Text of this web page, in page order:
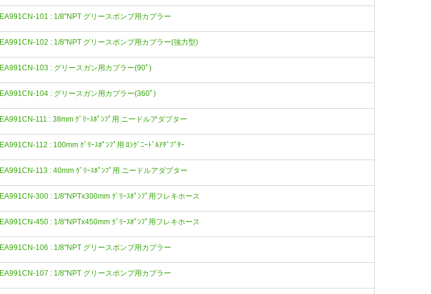
EA991CN-101 : 1/8"NPT グリースポンプ用カプラー
EA991CN-102 : 1/8"NPT グリースポンプ用カプラー(強力型)
EA991CN-103 : グリースガン用カプラー(90ﾟ)
EA991CN-104 : グリースガン用カプラー(360ﾟ)
EA991CN-111 : 38mm ｸﾞﾘｰｽﾎﾟﾝﾌﾟ用 ニードルアダプター
EA991CN-112 : 100mm ｸﾞﾘｰｽﾎﾟﾝﾌﾟ用 ﾛﾝｸﾞﾆｰﾄﾞﾙｱﾀﾞﾌﾟﾀｰ
EA991CN-113 : 40mm ｸﾞﾘｰｽﾎﾟﾝﾌﾟ用 ニードルアダプター
EA991CN-300 : 1/8"NPTx300mm ｸﾞﾘｰｽﾎﾟﾝﾌﾟ用フレキホース
EA991CN-450 : 1/8"NPTx450mm ｸﾞﾘｰｽﾎﾟﾝﾌﾟ用フレキホース
EA991CN-106 : 1/8"NPT グリースポンプ用カプラー
EA991CN-107 : 1/8"NPT グリースポンプ用カプラー